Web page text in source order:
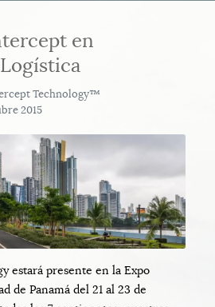
en
Technology™
2015
estará presente en la Expo
de Panamá del 21 al 23 de